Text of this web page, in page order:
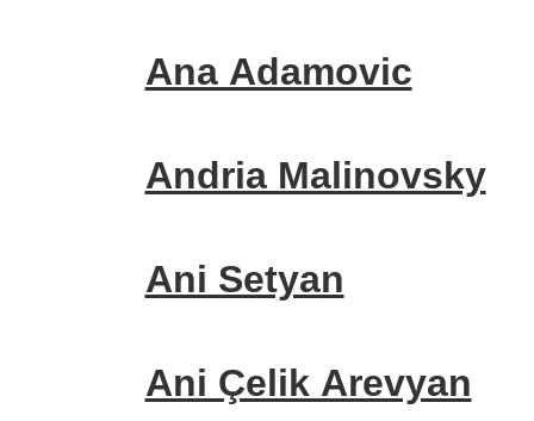
Ana Adamovic
Andria Malinovsky
Ani Setyan
Ani Çelik Arevyan